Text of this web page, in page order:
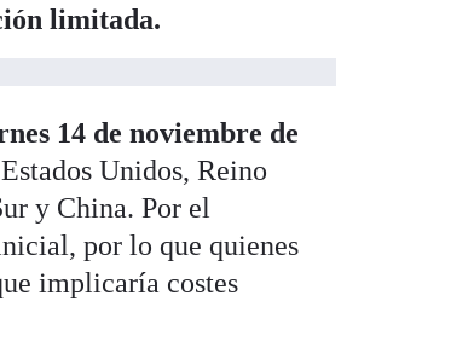
limitada.
14 de noviembre de
Unidos, Reino
y China. Por el
por lo que quienes
implicaría costes